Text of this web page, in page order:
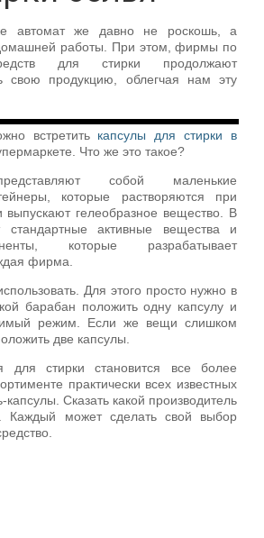
автомат же давно не роскошь, а
работы. При этом, фирмы по
для стирки продолжают
свою продукцию, облегчая нам эту
встретить капсулы для стирки в
Что же это такое?
собой маленькие
которые растворяются при
выпускают гелеобразное вещество. В
стандартные активные вещества и
которые разрабатывает
фирма.
Для этого просто нужно в
барабан положить одну капсулу и
режим. Если же вещи слишком
две капсулы.
для стирки становится все более
практически всех известных
капсулы. Сказать какой производитель
Каждый может сделать свой выбор